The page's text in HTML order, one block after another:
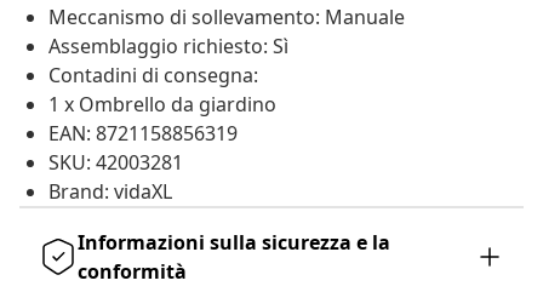
Meccanismo di sollevamento: Manuale
Assemblaggio richiesto: Sì
Contadini di consegna:
1 x Ombrello da giardino
EAN: 8721158856319
SKU: 42003281
Brand: vidaXL
Informazioni sulla sicurezza e la
conformità